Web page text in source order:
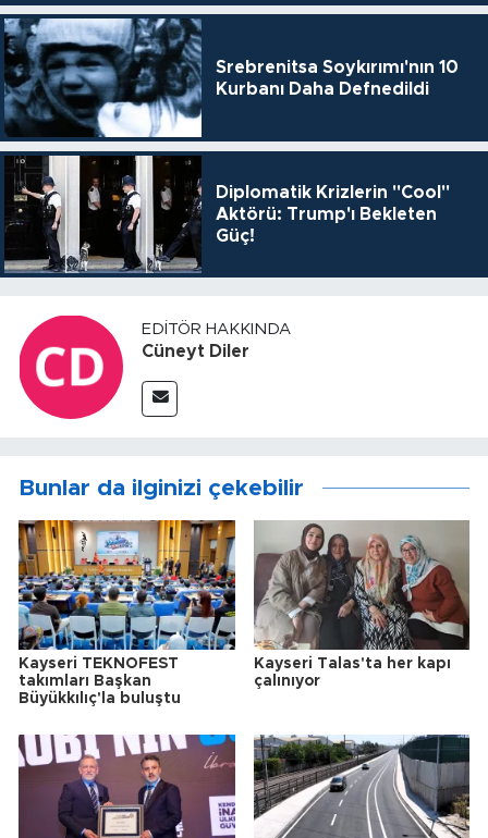
Srebrenitsa Soykırımı'nın 10
Kurbanı Daha Defnedildi
Diplomatik Krizlerin "Cool"
Aktörü: Trump'ı Bekleten
Güç!
EDITÖR HAKKINDA
Cüneyt Diler
Bunlar da ilginizi çekebilir
Kayseri TEKNOFEST
takımları Başkan
Büyükkılıç'la buluştu
Kayseri Talas'ta her kapı
çalınıyor